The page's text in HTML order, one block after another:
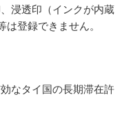
浸透印（インクが内蔵
は登録できません。
なタイ国の長期滞在許